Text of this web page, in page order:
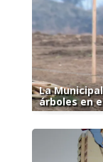
La
árboles en